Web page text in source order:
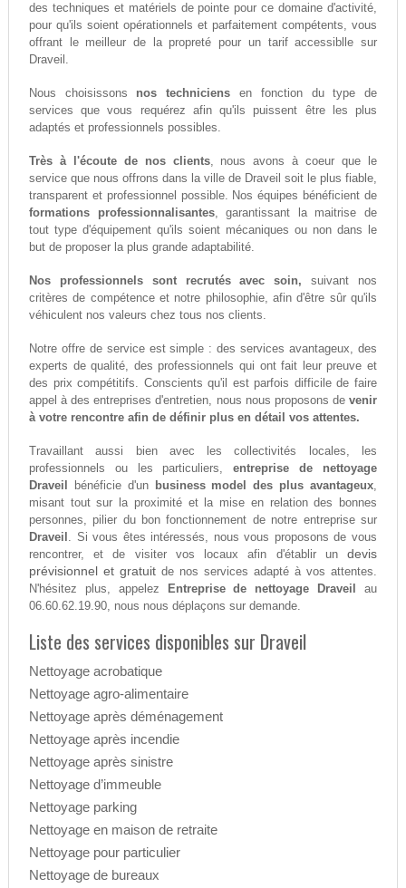
des techniques et matériels de pointe pour ce domaine d'activité,
pour qu'ils soient opérationnels et parfaitement compétents, vous
offrant le meilleur de la propreté pour un tarif accessiblle sur
Draveil.
Nous choisissons nos techniciens en fonction du type de
services que vous requérez afin qu'ils puissent être les plus
adaptés et professionnels possibles.
Très à l'écoute de nos clients, nous avons à coeur que le
service que nous offrons dans la ville de Draveil soit le plus fiable,
transparent et professionnel possible. Nos équipes bénéficient de
formations professionnalisantes, garantissant la maitrise de
tout type d'équipement qu'ils soient mécaniques ou non dans le
but de proposer la plus grande adaptabilité.
Nos professionnels sont recrutés avec soin, suivant nos
critères de compétence et notre philosophie, afin d'être sûr qu'ils
véhiculent nos valeurs chez tous nos clients.
Notre offre de service est simple : des services avantageux, des
experts de qualité, des professionnels qui ont fait leur preuve et
des prix compétitifs. Conscients qu'il est parfois difficile de faire
appel à des entreprises d'entretien, nous nous proposons devenir
à votre rencontre afin de définir plus en détail vos attentes.
Travaillant aussi bien avec les collectivités locales, les
professionnels ou les particuliers,entreprise de nettoyage
Draveil
bénéficie d'un business model des plus avantageux,
misant tout sur la proximité et la mise en relation des bonnes
personnes, pilier du bon fonctionnement de notre entreprise sur
Draveil . Si vous êtes intéressés, nous vous proposons de vous
rencontrer, et de visiter vos locaux afin d'établir undevis
prévisionnel et gratuitde nos services adapté à vos attentes.
N'hésitez plus, appelez
Entreprise de nettoyage Draveil
au
06.60.62.19.90, nous nous déplaçons sur demande.
Liste des services disponibles sur Draveil
Nettoyage acrobatique
Nettoyage agro-alimentaire
Nettoyage après déménagement
Nettoyage après incendie
Nettoyage après sinistre
Nettoyage d’immeuble
Nettoyage parking
Nettoyage en maison de retraite
Nettoyage pour particulier
Nettoyage de bureaux